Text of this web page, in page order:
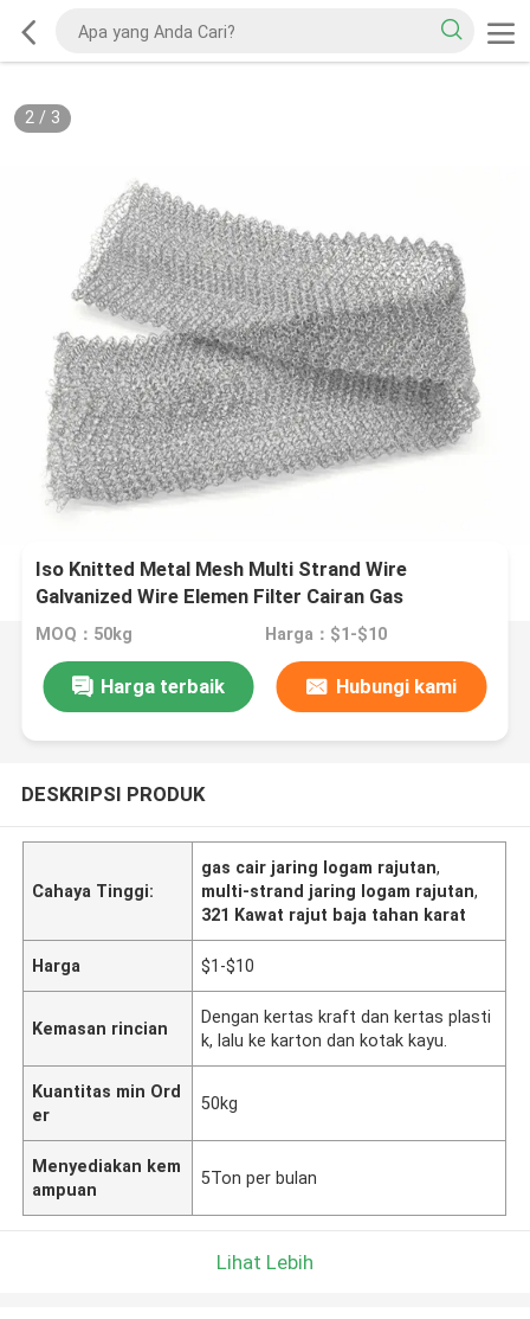
2/ 3
Iso Knitted Metal Mesh Multi Strand Wire
Galvanized Wire Elemen Filter Cairan Gas
MOQ：50kg Harga：$1-$10
Harga terbaik Hubungi kami
DESKRIPSI PRODUK
Cahaya Tinggi:
gas cair jaring logam rajutan,
multi-strand jaring logam rajutan,
321 Kawat rajut baja tahan karat
Harga $1-$10
Kemasan rincian
Dengan kertas kraft dan kertas plasti
k, lalu ke karton dan kotak kayu.
Kuantitas min Ord
er
50kg
Menyediakan kem
ampuan
5Ton per bulan
Lihat Lebih